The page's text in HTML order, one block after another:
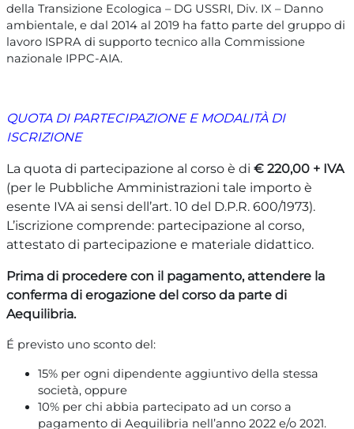
della Transizione Ecologica – DG USSRI, Div. IX – Danno
ambientale, e dal 2014 al 2019 ha fatto parte del gruppo di
lavoro ISPRA di supporto tecnico alla Commissione
nazionale IPPC-AIA.
QUOTA DI PARTECIPAZIONE E MODALITÀ DI
ISCRIZIONE
La quota di partecipazione al corso è di € 220,00 + IVA
(per le Pubbliche Amministrazioni tale importo è
esente IVA ai sensi dell’art. 10 del D.P.R. 600/1973).
L’iscrizione comprende: partecipazione al corso,
attestato di partecipazione e materiale didattico.
Prima di procedere con il pagamento, attendere la
conferma di erogazione del corso da parte di
Aequilibria.
É previsto uno sconto del:
15% per ogni dipendente aggiuntivo della stessa
società, oppure
10% per chi abbia partecipato ad un corso a
pagamento di Aequilibria nell’anno 2022 e/o 2021.